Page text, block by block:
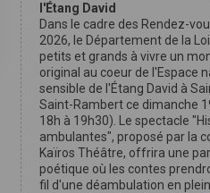
l'Étang David
Dans le cadre des Rendez-
2026, le Département de la
petits et grands à vivre un
original au coeur de l'Espace
sensible de l'Étang David à
Saint-Rambert ce dimanche
18h à 19h30). Le spectacle
ambulantes", proposé par la
Kaïros Théâtre, offrira une
poétique où les contes
fil d'une déambulation en